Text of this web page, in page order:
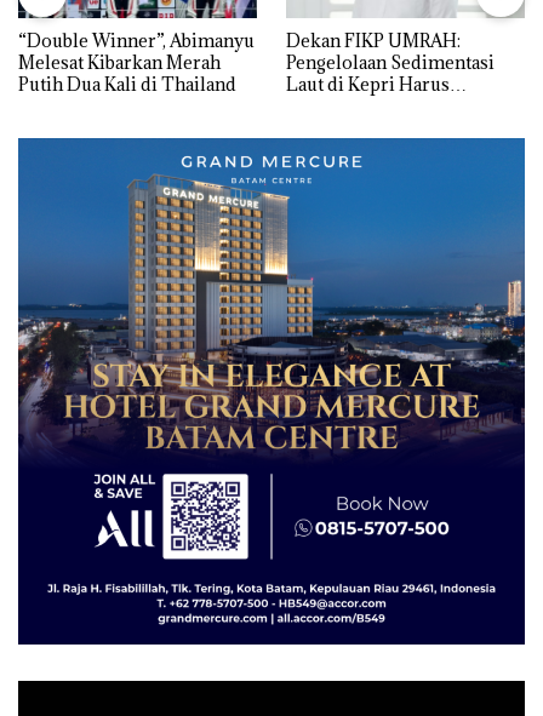
“Double Winner”, Abimanyu
Melesat Kibarkan Merah
Putih Dua Kali di Thailand
Dekan FIKP UMRAH:
Pengelolaan Sedimentasi
Laut di Kepri Harus